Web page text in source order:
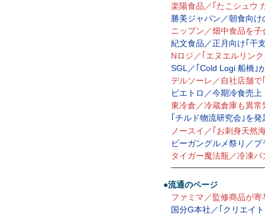
楽陽食品／｢たこシュウ
勝美ジャパン／朝食向
ニップン／畑中食品を
紀文食品／正月向け｢干
Nロジ／｢エヌエルリン
SGL／｢Cold Logi 船橋｣
デルソーレ／自社店舗で
ピエトロ／今期冷食売
東冷倉／冷蔵倉庫も異常
｢チルド物流研究会｣を発
ノースイ／｢お刺身天然
ビーガングルメ祭り／
タイガー魔法瓶／冷凍
●流通のページ
ファミマ／監修商品が
国分G本社／｢クリエイ